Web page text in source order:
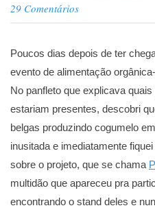
29 Comentários
Poucos dias depois de ter
evento de alimentação
No panfleto que explicava
estariam presentes, descobri
belgas produzindo cogumelo
inusitada e imediatamente
sobre o projeto, que se chama
multidão que apareceu pra
encontrando o stand deles e